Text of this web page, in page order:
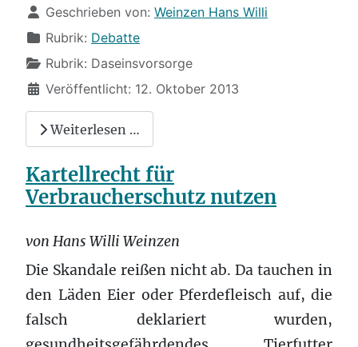
DetailsGeschrieben von: Weinzen Hans Willi
Rubrik: Debatte
Rubrik: Daseinsvorsorge
Veröffentlicht: 12. Oktober 2013
Weiterlesen …
Kartellrecht für
Verbraucherschutz nutzen
von Hans Willi Weinzen
Die Skandale reißen nicht ab. Da tauchen in
den Läden Eier oder Pferdefleisch auf, die
falsch deklariert wurden,